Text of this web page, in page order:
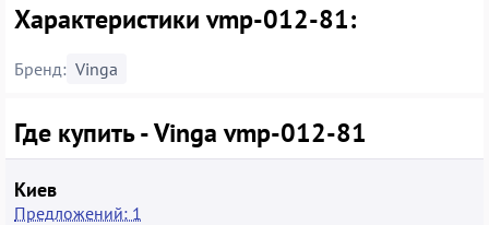
Характеристики vmp-012-81:
Бренд: Vinga
Где купить - Vinga vmp-012-81
Киев
Предложений: 1